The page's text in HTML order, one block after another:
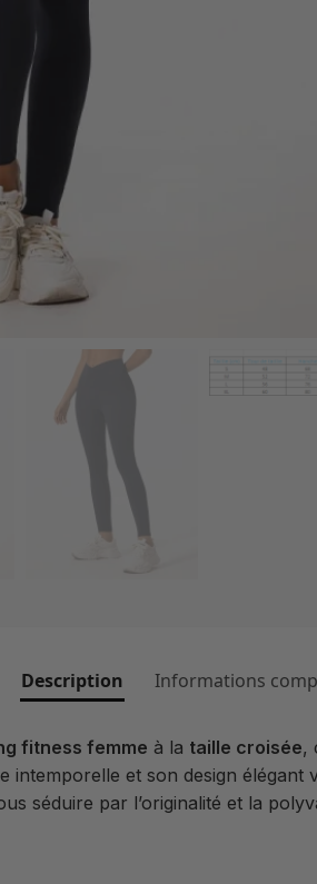
Description Informations
fitness femme à la taille croisée,
intemporelle et son design
séduire par l’originalité et la